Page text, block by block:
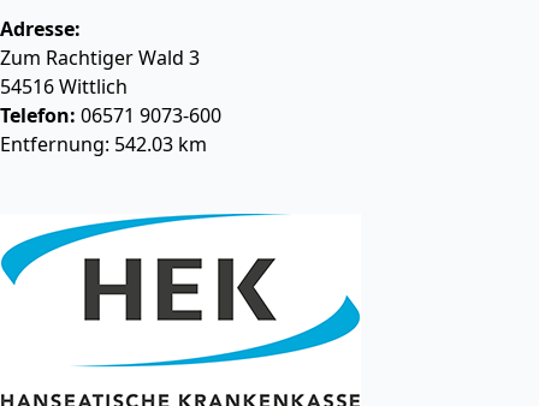
Adresse:
Zum Rachtiger Wald 3
54516Wittlich
Telefon: 06571 9073-600
Entfernung: 542.03 km